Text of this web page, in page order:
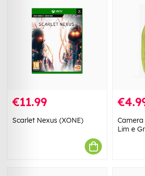
€11.99
Scarlet Nexus (XONE)
Camera
Lim e